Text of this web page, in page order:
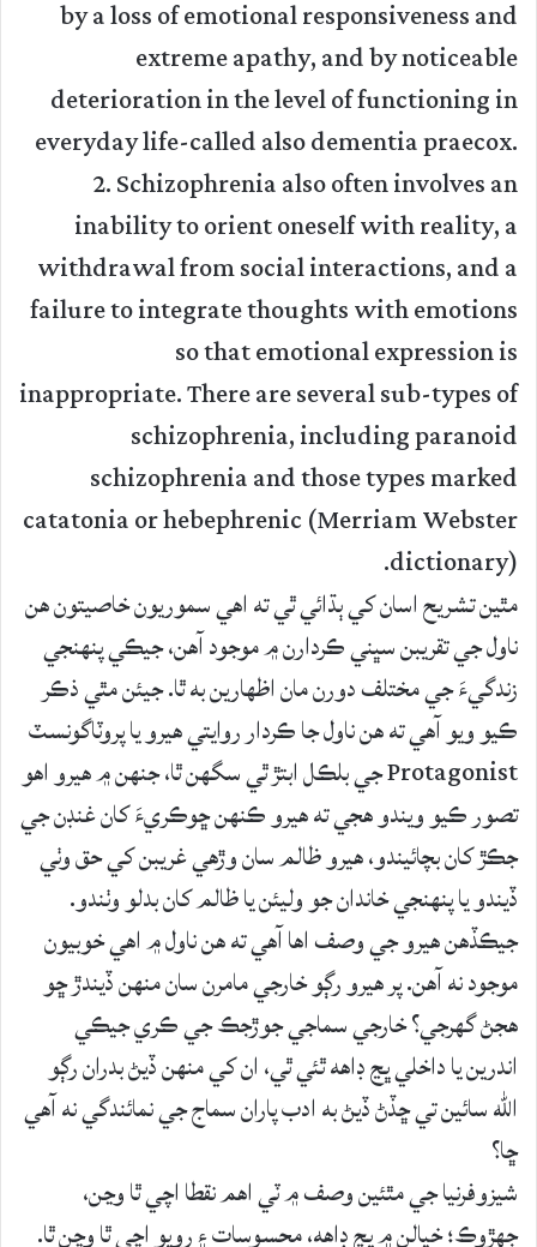
by a loss of emotional responsiveness and
extreme apathy, and by noticeable
deterioration in the level of functioning in
everyday life-called also dementia praecox.
2. Schizophrenia also often involves an
inability to orient oneself with reality, a
withdrawal from social interactions, and a
failure to integrate thoughts with emotions
so that emotional expression is
inappropriate. There are several sub-types of
schizophrenia, including paranoid
schizophrenia and those types marked
catatonia or hebephrenic (Merriam Webster
dictionary).
مٿين تشريح اسان کي ٻڌائي ٿي ته اهي سموريون خاصيتون هن
ناول جي تقريبن سڀني ڪردارن ۾ موجود آهن، جيڪي پنهنجي
زندگيءَ جي مختلف دورن مان اظهارين به ٿا. جيئن مٿي ذڪر
ڪيو ويو آهي ته هن ناول جا ڪردار روايتي هيرو يا پروٽاگونسٽ
Protagonist جي بلڪل ابتڙ ٿي سگهن ٿا، جنهن ۾ هيرو اهو
تصور ڪيو ويندو هجي ته هيرو ڪنهن ڇوڪريءَ کان غنڊن جي
جڪڙ کان بچائيندو، هيرو ظالم سان وڙهي غريبن کي حق وٺي
ڏيندو يا پنهنجي خاندان جو وليئن يا ظالم کان بدلو وٺندو.
جيڪڏهن هيرو جي وصف اها آهي ته هن ناول ۾ اهي خوبيون
موجود نه آهن. پر هيرو رڳو خارجي مامرن سان منهن ڏيندڙ ڇو
هجڻ گهرجي؟ خارجي سماجي جوڙجڪ جي ڪري جيڪي
اندرين يا داخلي ڀڃ ڊاهه ٿئي ٿي، ان کي منهن ڏيڻ بدران رڳو
الله سائين تي ڇڏڻ ڏيڻ به ادب پاران سماج جي نمائندگي نه آهي
ڇا؟
شيزوفرنيا جي مٿئين وصف ۾ ٽي اهم نقطا اچي ٿا وڃن،
جهڙوڪ؛ خيالن ۾ ڀڃ ڊاهه، محسوسات ۽ رويو اچي ٿا وڃن ٿا.